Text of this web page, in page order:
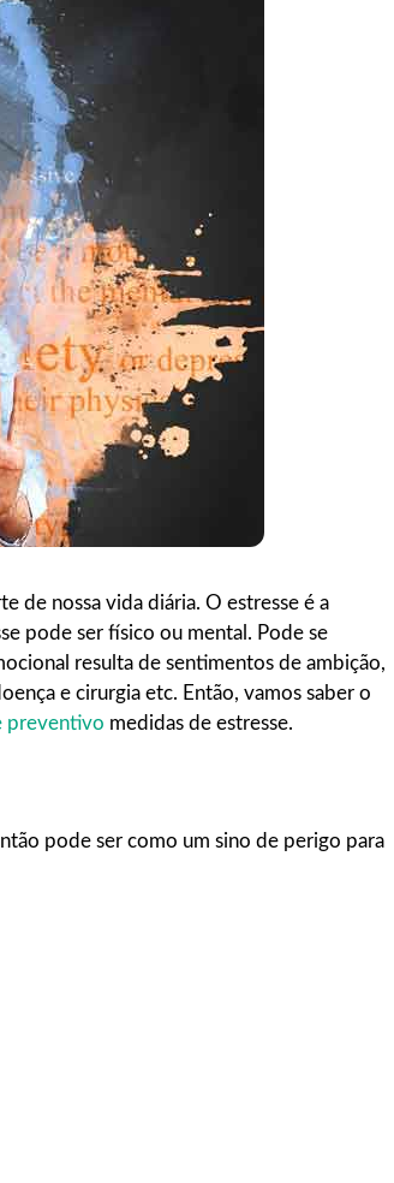
de nossa vida diária. O estresse é a
pode ser físico ou mental. Pode se
resulta de sentimentos de ambição,
e cirurgia etc. Então, vamos saber o
preventivo medidas de estresse.
pode ser como um sino de perigo para